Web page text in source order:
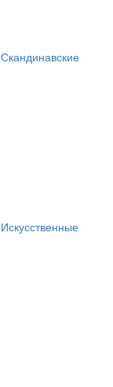
Скандинавские
Искусственные